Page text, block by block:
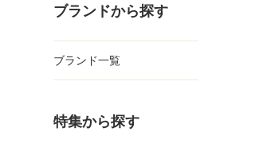
ブランドから探す
ブランド一覧
特集から探す